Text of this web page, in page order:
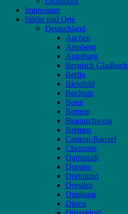
Impressum
Städte und Orte
Deutschland
Aachen
Arnsberg
Augsburg
Bergisch Gladbach
Berlin
Bielefeld
Bochum
Bonn
Bottrop
Braunschweig
Bremen
Castrop-Rauxel
Chemnitz
Darmstadt
Dorsten
Dortmund
Dresden
Duisburg
Düren